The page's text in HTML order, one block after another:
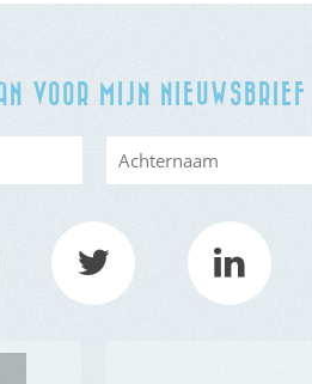
VOOR MIJN NIEUWSBRIEF